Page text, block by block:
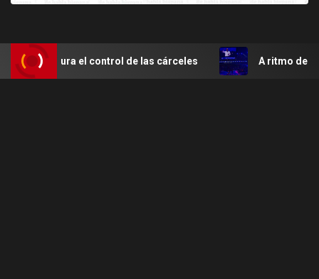
el control de las cárceles A ritmo de merengue